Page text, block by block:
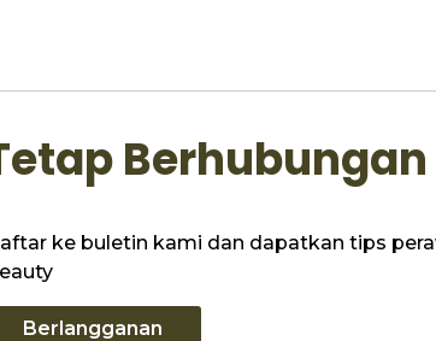
Berhubungan
ke buletin kami dan dapatkan tips
Berlangganan